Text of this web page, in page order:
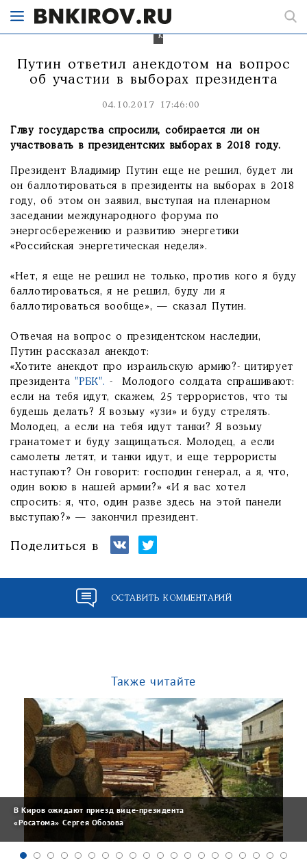
Фото:
kremlin.ru.
Путин ответил анекдотом на вопрос
об участии в выборах президента
04.10.2017 17:46:00
Глву государства спросили, собирается ли он
участвовать в президентских выборах в 2018 году.
Президент Владимир Путин еще не решил, будет ли
он баллотироваться в президенты на выборах в 2018
году, об этом он заявил, выступая на пленарном
заседании международного форума по
энергосбережению и развитию энергетики
«Российская энергетическая неделя».
«Нет, я еще не решил не только, против кого я буду
баллотироваться, я не решил, буду ли я
баллотироваться вообще», — сказал Путин.
Отвечая на вопрос о президентском наследии,
Путин рассказал анекдот:
«Хотите анекдот про израильскую армию?- цитирует
президента "РБК". - Молодого солдата спрашивают:
если на тебя идут, скажем, 25 террористов, что ты
будешь делать? Я возьму «узи» и буду стрелять.
Молодец, а если на тебя идут танки? Я возьму
гранатомет и буду защищаться. Молодец, а если
самолеты летят, и танки идут, и еще террористы
наступают? Он говорит: господин генерал, а я, что,
один воюю в нашей армии?» «И я вас хотел
спросить: я, что, один разве здесь на этой панели
выступаю?» — закончил президент.
Поделиться в
ОСТАВИТЬ КОММЕНТАРИЙ
Также читайте
В Киров ожидают приезд вице-президента
«Росатома» Сергея Обозова